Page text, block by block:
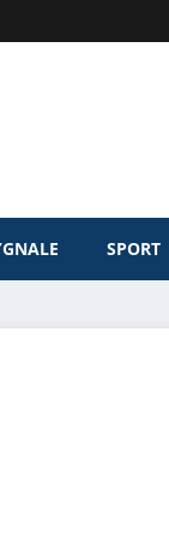
SPORT